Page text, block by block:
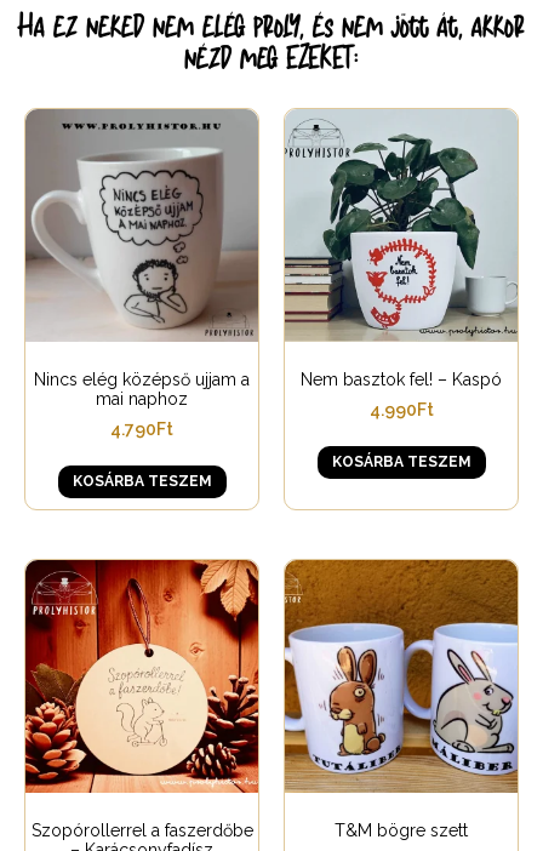
Ha ez neked nem elég proly, és nem jött át, akkor
nézd meg EZEKET:
Nincs elég középső ujjam a
mai naphoz
4.790Ft
KOSÁRBA TESZEM
Nem basztok fel! – Kaspó
4.990Ft
KOSÁRBA TESZEM
Szopórollerrel a faszerdőbe
T&M bögre szett